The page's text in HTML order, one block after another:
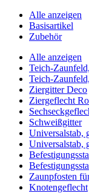
Alle anzeigen
Basisartikel
Zubehör
Alle anzeigen
Teich-
Teich-
Ziergitter Deco
Ziergeflecht
Schweißgitter
Universalstab,
Universalstab,
Zaunpfosten
Knotengeflecht